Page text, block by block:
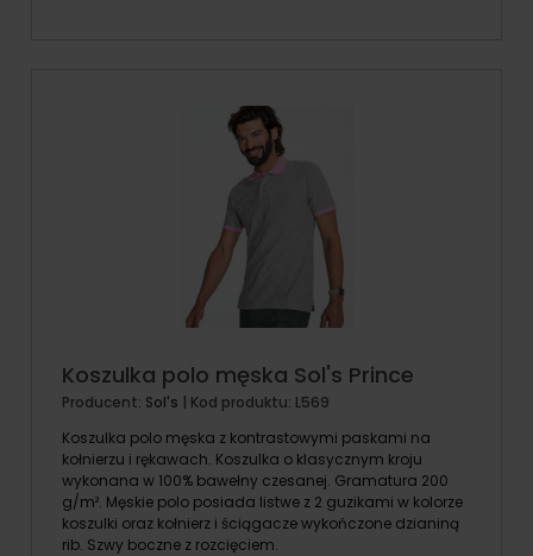
Koszulka polo męska Sol's Prince
Producent: Sol's | Kod produktu: L569
Koszulka polo męska z kontrastowymi paskami na
kołnierzu i rękawach. Koszulka o klasycznym kroju
wykonana w 100% bawełny czesanej. Gramatura 200
g/m². Męskie polo posiada listwe z 2 guzikami w kolorze
koszulki oraz kołnierz i ściągacze wykończone dzianiną
rib. Szwy boczne z rozcięciem.